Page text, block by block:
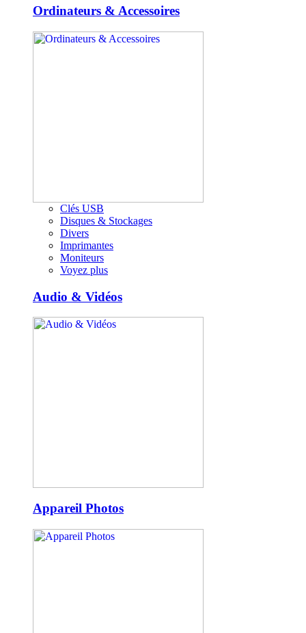
Ordinateurs & Accessoires
Clés USB
Disques & Stockages
Divers
Imprimantes
Moniteurs
Voyez plus
Audio & Vidéos
Appareil Photos